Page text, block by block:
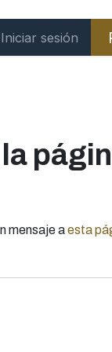
Iniciar sesión
mensaje aesta